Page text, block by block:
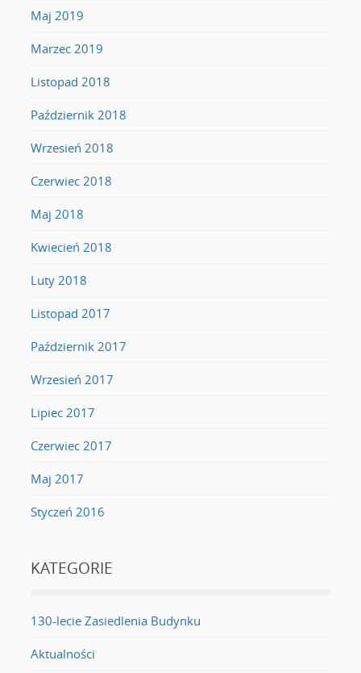
Maj 2019
Marzec 2019
Listopad 2018
Październik 2018
Wrzesień 2018
Czerwiec 2018
Maj 2018
Kwiecień 2018
Luty 2018
Listopad 2017
Październik 2017
Wrzesień 2017
Lipiec 2017
Czerwiec 2017
Maj 2017
Styczeń 2016
KATEGORIE
130-lecie Zasiedlenia Budynku
Aktualności